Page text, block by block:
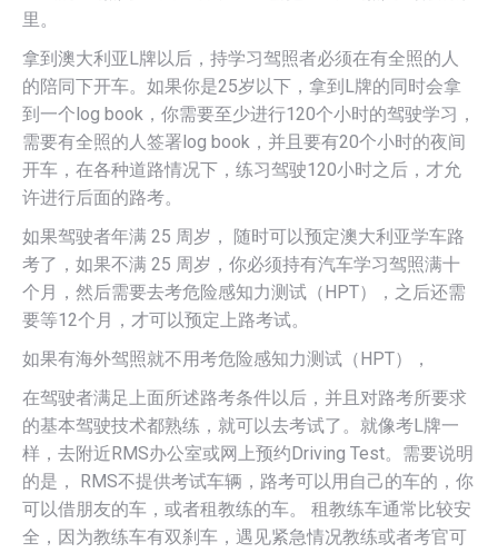
里。
拿到澳大利亚L牌以后，持学习驾照者必须在有全照的人
的陪同下开车。如果你是25岁以下，拿到L牌的同时会拿
到一个log book，你需要至少进行120个小时的驾驶学习，
需要有全照的人签署log book，并且要有20个小时的夜间
开车，在各种道路情况下，练习驾驶120小时之后，才允
许进行后面的路考。
如果驾驶者年满 25 周岁， 随时可以预定澳大利亚学车路
考了，如果不满 25 周岁，你必须持有汽车学习驾照满十
个月，然后需要去考危险感知力测试（HPT），之后还需
要等12个月，才可以预定上路考试。
如果有海外驾照就不用考危险感知力测试（HPT），
在驾驶者满足上面所述路考条件以后，并且对路考所要求
的基本驾驶技术都熟练，就可以去考试了。就像考L牌一
样，去附近RMS办公室或网上预约Driving Test。需要说明
的是， RMS不提供考试车辆，路考可以用自己的车的，你
可以借朋友的车，或者租教练的车。 租教练车通常比较安
全，因为教练车有双刹车，遇见紧急情况教练或者考官可